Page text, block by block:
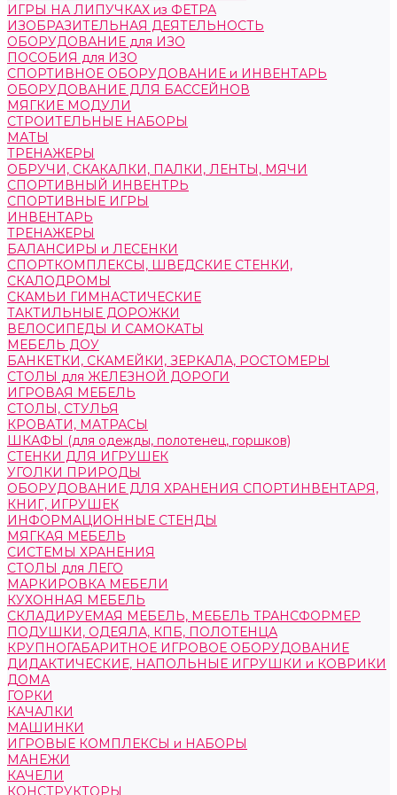
ИГРЫ НА ЛИПУЧКАХ из ФЕТРА
ИЗОБРАЗИТЕЛЬНАЯ ДЕЯТЕЛЬНОСТЬ
ОБОРУДОВАНИЕ для ИЗО
ПОСОБИЯ для ИЗО
СПОРТИВНОЕ ОБОРУДОВАНИЕ и ИНВЕНТАРЬ
ОБОРУДОВАНИЕ ДЛЯ БАССЕЙНОВ
МЯГКИЕ МОДУЛИ
СТРОИТЕЛЬНЫЕ НАБОРЫ
МАТЫ
ТРЕНАЖЕРЫ
ОБРУЧИ, СКАКАЛКИ, ПАЛКИ, ЛЕНТЫ, МЯЧИ
СПОРТИВНЫЙ ИНВЕНТРЬ
СПОРТИВНЫЕ ИГРЫ
ИНВЕНТАРЬ
ТРЕНАЖЕРЫ
БАЛАНСИРЫ и ЛЕСЕНКИ
СПОРТКОМПЛЕКСЫ, ШВЕДСКИЕ СТЕНКИ,
СКАЛОДРОМЫ
СКАМЬИ ГИМНАСТИЧЕСКИЕ
ТАКТИЛЬНЫЕ ДОРОЖКИ
ВЕЛОСИПЕДЫ И САМОКАТЫ
МЕБЕЛЬ ДОУ
БАНКЕТКИ, СКАМЕЙКИ, ЗЕРКАЛА, РОСТОМЕРЫ
СТОЛЫ для ЖЕЛЕЗНОЙ ДОРОГИ
ИГРОВАЯ МЕБЕЛЬ
СТОЛЫ, СТУЛЬЯ
КРОВАТИ, МАТРАСЫ
ШКАФЫ (для одежды, полотенец, горшков)
СТЕНКИ ДЛЯ ИГРУШЕК
УГОЛКИ ПРИРОДЫ
ОБОРУДОВАНИЕ ДЛЯ ХРАНЕНИЯ СПОРТИНВЕНТАРЯ,
КНИГ, ИГРУШЕК
ИНФОРМАЦИОННЫЕ СТЕНДЫ
МЯГКАЯ МЕБЕЛЬ
СИСТЕМЫ ХРАНЕНИЯ
СТОЛЫ для ЛЕГО
МАРКИРОВКА МЕБЕЛИ
КУХОННАЯ МЕБЕЛЬ
СКЛАДИРУЕМАЯ МЕБЕЛЬ, МЕБЕЛЬ ТРАНСФОРМЕР
ПОДУШКИ, ОДЕЯЛА, КПБ, ПОЛОТЕНЦА
КРУПНОГАБАРИТНОЕ ИГРОВОЕ ОБОРУДОВАНИЕ
ДИДАКТИЧЕСКИЕ, НАПОЛЬНЫЕ ИГРУШКИ и КОВРИКИ
ДОМА
ГОРКИ
КАЧАЛКИ
МАШИНКИ
ИГРОВЫЕ КОМПЛЕКСЫ и НАБОРЫ
МАНЕЖИ
КАЧЕЛИ
КОНСТРУКТОРЫ